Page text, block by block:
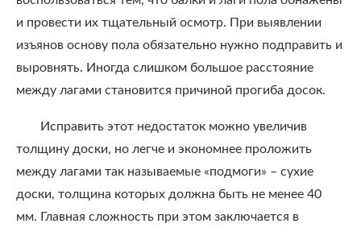
и провести их тщательный осмотр. При выявлении
изъянов основу пола обязательно нужно подправить и
выровнять. Иногда слишком большое расстояние
между лагами становится причиной прогиба досок.
Исправить этот недостаток можно увеличив
толщину доски, но легче и экономнее проложить
между лагами так называемые «подмоги» – сухие
доски, толщина которых должна быть не менее 40
мм. Главная сложность при этом заключается в